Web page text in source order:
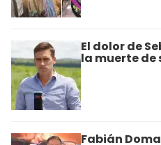
El dolor de
la muerte de
Fabián